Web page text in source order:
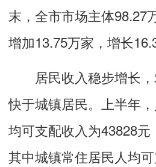
末，全市市场主体98.27
增加13.75万家，增长
居民收入稳步增长，
快于城镇居民。上半年
均可支配收入为43828元
其中城镇常住居民人均